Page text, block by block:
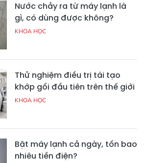
Nước chảy ra từ máy lạnh là
gì, có dùng được không?
KHOA HỌC
Thử nghiệm điều trị tái tạo
khớp gối đầu tiên trên thế giới
KHOA HỌC
Bật máy lạnh cả ngày, tốn bao
nhiêu tiền điện?